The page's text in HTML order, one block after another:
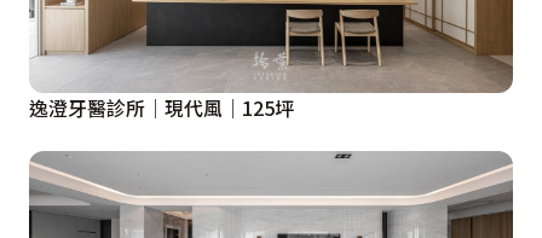
逸澄牙醫診所│現代風│125坪